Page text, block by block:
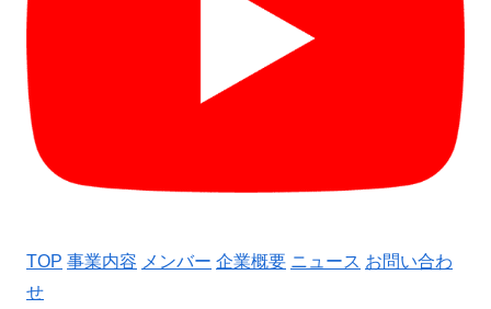
TOP 事業内容 メンバー 企業概要 ニュース お問い合わ
せ